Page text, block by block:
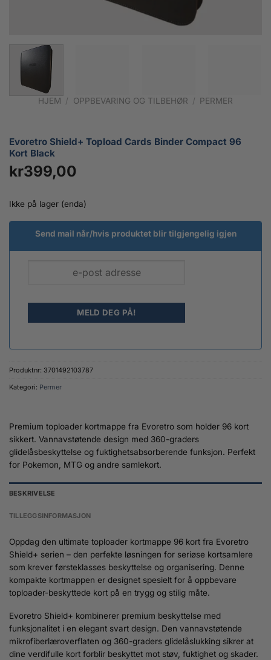
HJEM / OPPBEVARING OG TILBEHØR / PERMER
Evoretro Shield+ Topload Cards Binder Compact 96
Kort Black
kr399,00
Ikke på lager (enda)
Send mail når/hvis produktet blir tilgjengelig igjen
Produktnr: 3701492103787
Kategori: Permer
Premium toploader kortmappe fra Evoretro som holder 96 kort
sikkert. Vannavstøtende design med 360-graders
glidelåsbeskyttelse og fuktighetsabsorberende funksjon. Perfekt
for Pokemon, MTG og andre samlekort.
BESKRIVELSE
TILLEGGSINFORMASJON
Oppdag den ultimate toploader kortmappe 96 kort fra Evoretro
Shield+ serien – den perfekte løsningen for seriøse kortsamlere
som krever førsteklasses beskyttelse og organisering. Denne
kompakte kortmappen er designet spesielt for å oppbevare
toploader-beskyttede kort på en trygg og stilig måte.
Evoretro Shield+ kombinerer premium beskyttelse med
funksjonalitet i en elegant svart design. Den vannavstøtende
mikrofiberlæroverflaten og 360-graders glidelåslukking sikrer at
dine verdifulle kort forblir beskyttet mot støv, fuktighet og skader.